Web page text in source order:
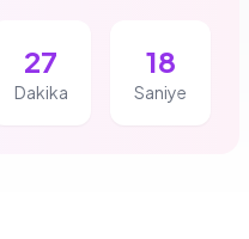
27
Dakika
18
Saniye